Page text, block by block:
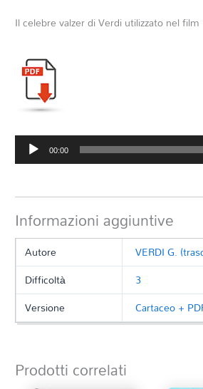
Il celebre valzer di Verdi utilizzato nel film
Audio
Player
00:00
Informazioni aggiuntive
Autore
VERDI G.
Difficoltà
3
Versione
Cartaceo +
Prodotti correlati